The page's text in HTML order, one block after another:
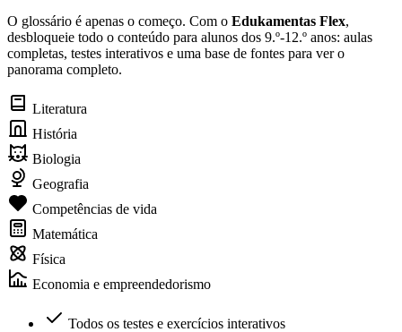
O glossário é apenas o começo. Com o Edukamentas Flex,
desbloqueie todo o conteúdo para alunos dos 9.º-12.º anos: aulas
completas, testes interativos e uma base de fontes para ver o
panorama completo.
Literatura
História
Biologia
Geografia
Competências de vida
Matemática
Física
Economia e empreendedorismo
Todos os testes e exercícios interativos